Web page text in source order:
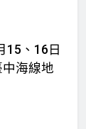
15、16日
海線地